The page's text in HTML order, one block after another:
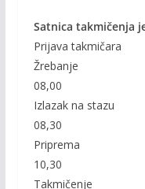
Satnica takmičenja
Prijava
08,00
Izlazak na
08,30
10,30